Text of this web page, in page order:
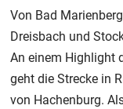
Von Bad
Dreisbach und
An einem Highlight
geht die Strecke in
von Hachenburg.